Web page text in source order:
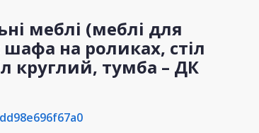
меблі (меблі для
на роликах, стіл
круглий, тумба – ДК